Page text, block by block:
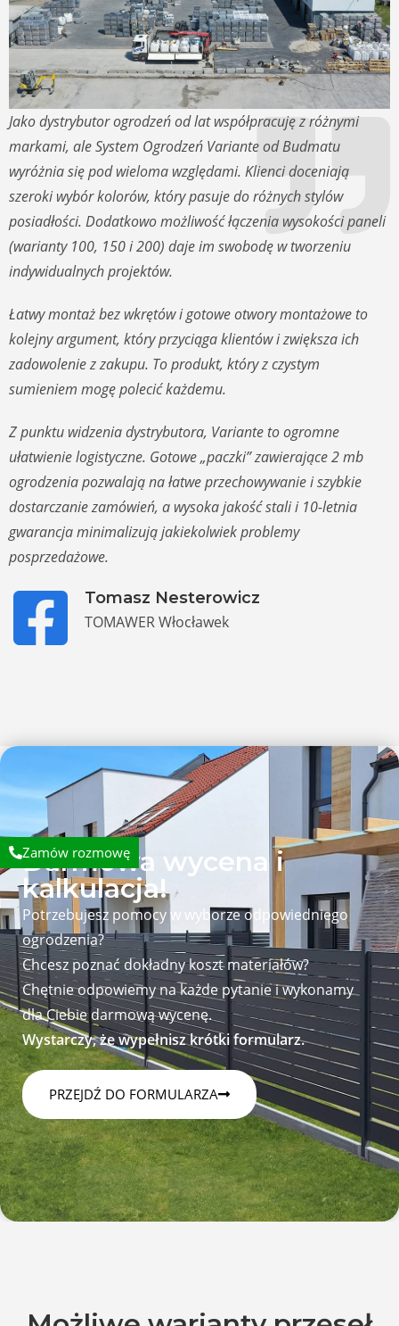
Jako dystrybutor ogrodzeń od lat współpracuję z różnymi
markami, ale System Ogrodzeń Variante od Budmatu
wyróżnia się pod wieloma względami. Klienci doceniają
szeroki wybór kolorów, który pasuje do różnych stylów
posiadłości. Dodatkowo możliwość łączenia wysokości paneli
(warianty 100, 150 i 200) daje im swobodę w tworzeniu
indywidualnych projektów.
Łatwy montaż bez wkrętów i gotowe otwory montażowe to
kolejny argument, który przyciąga klientów i zwiększa ich
zadowolenie z zakupu. To produkt, który z czystym
sumieniem mogę polecić każdemu.
Z punktu widzenia dystrybutora, Variante to ogromne
ułatwienie logistyczne. Gotowe „paczki” zawierające 2 mb
ogrodzenia pozwalają na łatwe przechowywanie i szybkie
dostarczanie zamówień, a wysoka jakość stali i 10-letnia
gwarancja minimalizują jakiekolwiek problemy
posprzedażowe.
Tomasz Nesterowicz
TOMAWER Włocławek
Darmowa wycena i
kalkulacja!
Potrzebujesz pomocy w wyborze odpowiedniego
ogrodzenia?
Chcesz poznać dokładny koszt materiałów?
Chętnie odpowiemy na każde pytanie i wykonamy
dla Ciebie darmową wycenę.
Wystarczy, że wypełnisz krótki formularz.
PRZEJDŹ DO FORMULARZA
Zamów rozmowę